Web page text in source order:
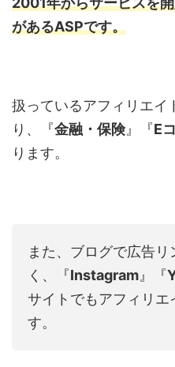
があるASPです。
扱っているアフィリエイ
り、『金融・保険』『E
ります。
また、ブログで広告
く、『Instagram 』『
サイトでもアフィリエ
す。